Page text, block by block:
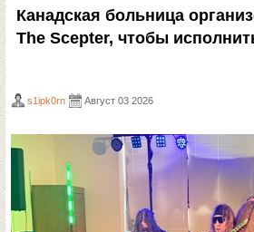
Канадская больница
The Scepter, чтобы
s1ipk0rn Август 03 2026